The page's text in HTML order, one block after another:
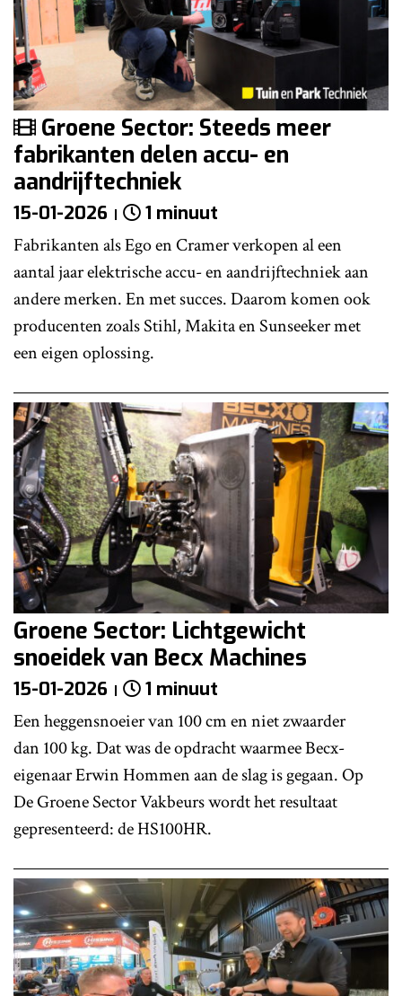
Groene Sector: Steeds meer
fabrikanten delen accu- en
aandrijftechniek
15-01-2026 1 minuut
Fabrikanten als Ego en Cramer verkopen al een
aantal jaar elektrische accu- en aandrijftechniek aan
andere merken. En met succes. Daarom komen ook
producenten zoals Stihl, Makita en Sunseeker met
een eigen oplossing.
Groene Sector: Lichtgewicht
snoeidek van Becx Machines
15-01-2026 1 minuut
Een heggensnoeier van 100 cm en niet zwaarder
dan 100 kg. Dat was de opdracht waarmee Becx-
eigenaar Erwin Hommen aan de slag is gegaan. Op
De Groene Sector Vakbeurs wordt het resultaat
gepresenteerd: de HS100HR.